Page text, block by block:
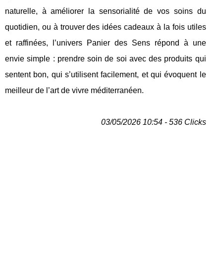
naturelle, à améliorer la sensorialité de vos soins du
quotidien, ou à trouver des idées cadeaux à la fois utiles
et raffinées, l’univers Panier des Sens répond à une
envie simple : prendre soin de soi avec des produits qui
sentent bon, qui s’utilisent facilement, et qui évoquent le
meilleur de l’art de vivre méditerranéen.
03/05/2026 10:54 - 536 Clicks